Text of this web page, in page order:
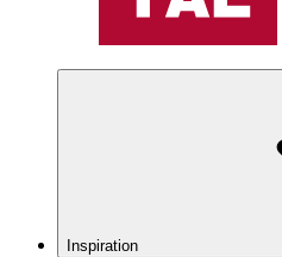
Inspiration